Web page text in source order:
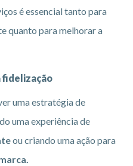
é essencial tanto para
quanto para melhorar a
fidelização
uma estratégia de
uma experiência de
ou criando uma ação para